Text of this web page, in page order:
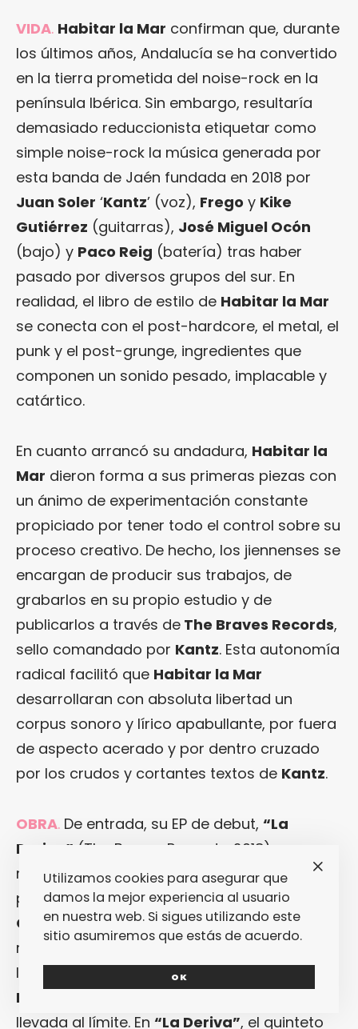
VIDA. Habitar la Mar confirman que, durante
los últimos años, Andalucía se ha convertido
en la tierra prometida del noise-rock en la
península Ibérica. Sin embargo, resultaría
demasiado reduccionista etiquetar como
simple noise-rock la música generada por
esta banda de Jaén fundada en 2018 por
Juan Soler ‘Kantz’ (voz), Frego y Kike
Gutiérrez (guitarras), José Miguel Ocón
(bajo) y Paco Reig (batería) tras haber
pasado por diversos grupos del sur. En
realidad, el libro de estilo de Habitar la Mar
se conecta con el post-hardcore, el metal, el
punk y el post-grunge, ingredientes que
componen un sonido pesado, implacable y
catártico.
En cuanto arrancó su andadura, Habitar la
Mar dieron forma a sus primeras piezas con
un ánimo de experimentación constante
propiciado por tener todo el control sobre su
proceso creativo. De hecho, los jiennenses se
encargan de producir sus trabajos, de
grabarlos en su propio estudio y de
publicarlos a través de The Braves Records,
sello comandado por Kantz. Esta autonomía
radical facilitó que Habitar la Mar
desarrollaran con absoluta libertad un
corpus sonoro y lírico apabullante, por fuera
de aspecto acerado y por dentro cruzado
por los crudos y cortantes textos de Kantz.
OBRA. De entrada, su EP de debut, “La
Deriva” (The Braves Records, 2018), se
relaciona con la contundencia de los
primerosDiscos Las Palmeras!yEl Lado
Oscuro de la Broca . Con todo, en cuanto se
rasca su superficie se aprecia cómo avanza
la apisonadora punk-hardcore que es
Habitar la Mar
llevada al límite. En “La Deriva”, el quinteto
Utilizamos cookies para asegurar que
damos la mejor experiencia al usuario
en nuestra web. Si sigues utilizando este
sitio asumiremos que estás de acuerdo.
OK